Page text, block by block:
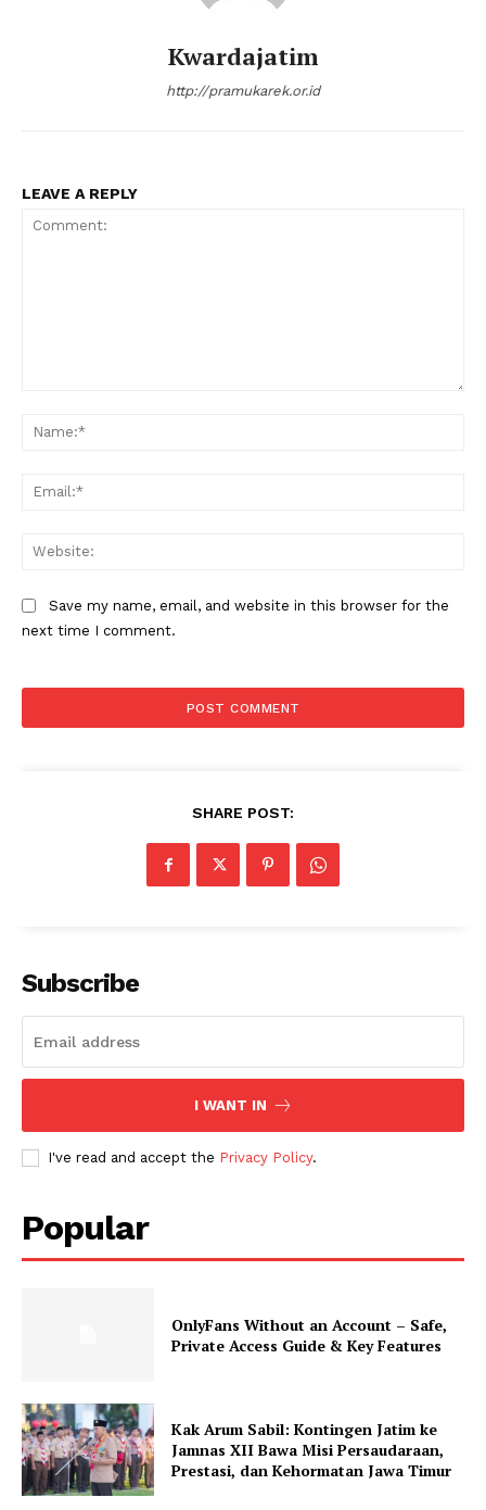
Kwardajatim
http://pramukarek.or.id
LEAVE A REPLY
Save my name, email, and website in this browser for the
next time I comment.
SHARE POST:
Subscribe
I WANT IN
I've read and accept the Privacy Policy.
Popular
OnlyFans Without an Account – Safe,
Private Access Guide & Key Features
Kak Arum Sabil: Kontingen Jatim ke
Jamnas XII Bawa Misi Persaudaraan,
Prestasi, dan Kehormatan Jawa Timur